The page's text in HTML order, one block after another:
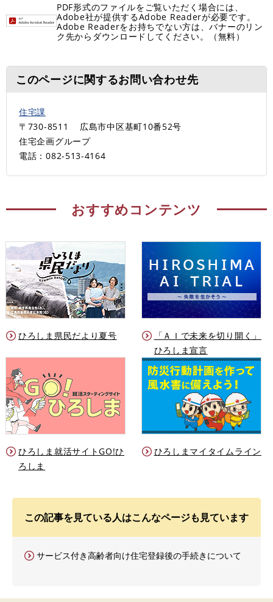
PDF形式のファイルをご覧いただく場合には、
Adobe社が提供するAdobe Readerが必要です。
Adobe Readerをお持ちでない方は、バナーのリン
ク先からダウンロードしてください。（無料）
このページに関するお問い合わせ先
住宅課
〒730-8511
広島市中区基町10番52号
住宅企画グループ
電話：082-513-4164
おすすめコンテンツ
ひろしま県民だより夏号
「ＡＩで未来を切り開く」
ひろしま宣言
ひろしま就活サイトGO!ひ
ろしま
ひろしまマイタイムライン
この記事を見ている人はこんなページも見ています
サービス付き高齢者向け住宅登録後の手続きについて